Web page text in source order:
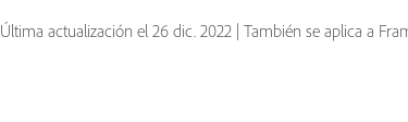
Última actualización el 26 dic. 2022 | También se aplica a